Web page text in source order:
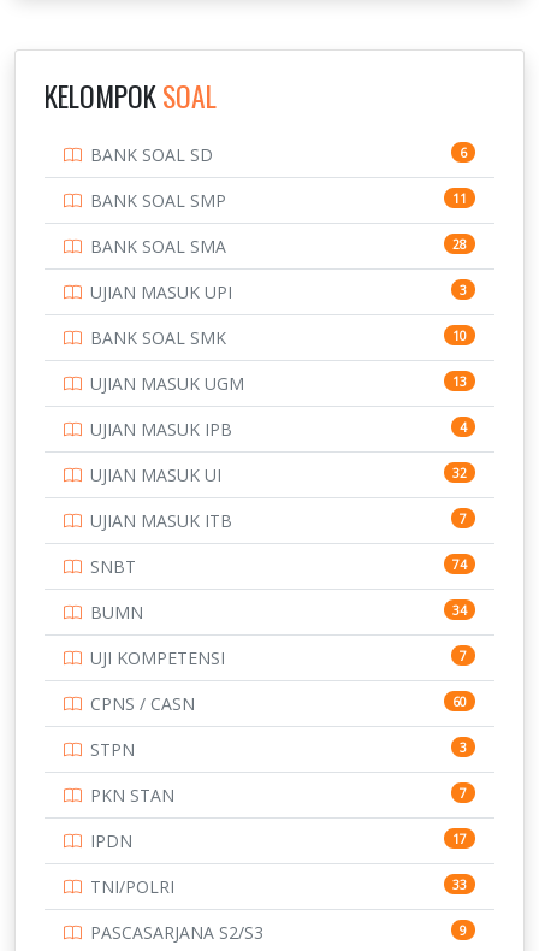
3
169
7
PTDI STTD 4
133
SMA 146
SMK 231
SMP 134
STIP 2
153
345
UNIVERSITAS AIRLANGGA 15
16
15
15
14
14
14
KELOMPOKSOAL
BANK SOAL SD 6
BANK SOAL SMP 11
BANK SOAL SMA 28
UJIAN MASUK UPI 3
BANK SOAL SMK 10
UJIAN MASUK UGM 13
UJIAN MASUK IPB 4
UJIAN MASUK UI 32
UJIAN MASUK ITB 7
SNBT 74
BUMN 34
UJI KOMPETENSI 7
CPNS / CASN 60
STPN 3
PKN STAN 7
IPDN 17
TNI/POLRI 33
PASCASARJANA S2/S3 9